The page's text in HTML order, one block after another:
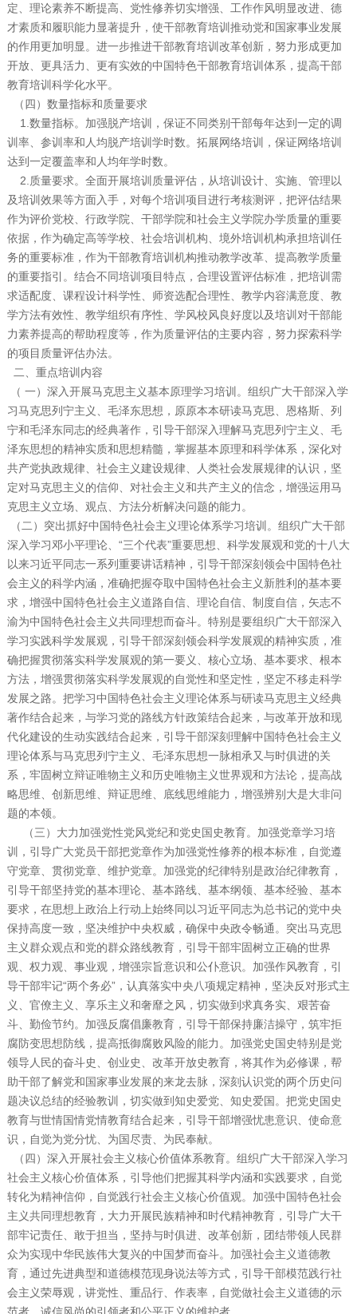
定、理论素养不断提高、党性修养切实增强、工作作风明显改进、德
才素质和履职能力显著提升，使干部教育培训推动党和国家事业发展
的作用更加明显。进一步推进干部教育培训改革创新，努力形成更加
开放、更具活力、更有实效的中国特色干部教育培训体系，提高干部
教育培训科学化水平。
（四）数量指标和质量要求
1.数量指标。加强脱产培训，保证不同类别干部每年达到一定的调
训率、参训率和人均脱产培训学时数。拓展网络培训，保证网络培训
达到一定覆盖率和人均年学时数。
2.质量要求。全面开展培训质量评估，从培训设计、实施、管理以
及培训效果等方面入手，对每个培训项目进行考核测评，把评估结果
作为评价党校、行政学院、干部学院和社会主义学院办学质量的重要
依据，作为确定高等学校、社会培训机构、境外培训机构承担培训任
务的重要标准，作为干部教育培训机构推动教学改革、提高教学质量
的重要指引。结合不同培训项目特点，合理设置评估标准，把培训需
求适配度、课程设计科学性、师资选配合理性、教学内容满意度、教
学方法有效性、教学组织有序性、学风校风良好度以及培训对干部能
力素养提高的帮助程度等，作为质量评估的主要内容，努力探索科学
的项目质量评估办法。
二、重点培训内容
（ 一）深入开展马克思主义基本原理学习培训。组织广大干部深入学
习马克思列宁主义、毛泽东思想，原原本本研读马克思、恩格斯、列
宁和毛泽东同志的经典著作，引导干部深入理解马克思列宁主义、毛
泽东思想的精神实质和思想精髓，掌握基本原理和科学体系，深化对
共产党执政规律、社会主义建设规律、人类社会发展规律的认识，坚
定对马克思主义的信仰、对社会主义和共产主义的信念，增强运用马
克思主义立场、观点、方法分析解决问题的能力。
（二）突出抓好中国特色社会主义理论体系学习培训。组织广大干部
深入学习邓小平理论、“三个代表”重要思想、科学发展观和党的十八大
以来习近平同志一系列重要讲话精神，引导干部深刻领会中国特色社
会主义的科学内涵，准确把握夺取中国特色社会主义新胜利的基本要
求，增强中国特色社会主义道路自信、理论自信、制度自信，矢志不
渝为中国特色社会主义共同理想而奋斗。特别是要组织广大干部深入
学习实践科学发展观，引导干部深刻领会科学发展观的精神实质，准
确把握贯彻落实科学发展观的第一要义、核心立场、基本要求、根本
方法，增强贯彻落实科学发展观的自觉性和坚定性，坚定不移走科学
发展之路。把学习中国特色社会主义理论体系与研读马克思主义经典
著作结合起来，与学习党的路线方针政策结合起来，与改革开放和现
代化建设的生动实践结合起来，引导干部深刻理解中国特色社会主义
理论体系与马克思列宁主义、毛泽东思想一脉相承又与时俱进的关
系，牢固树立辩证唯物主义和历史唯物主义世界观和方法论，提高战
略思维、创新思维、辩证思维、底线思维能力，增强辨别大是大非问
题的本领。
（三）大力加强党性党风党纪和党史国史教育。加强党章学习培
训，引导广大党员干部把党章作为加强党性修养的根本标准，自觉遵
守党章、贯彻党章、维护党章。加强党的纪律特别是政治纪律教育，
引导干部坚持党的基本理论、基本路线、基本纲领、基本经验、基本
要求，在思想上政治上行动上始终同以习近平同志为总书记的党中央
保持高度一致，坚决维护中央权威，确保中央政令畅通。突出马克思
主义群众观点和党的群众路线教育，引导干部牢固树立正确的世界
观、权力观、事业观，增强宗旨意识和公仆意识。加强作风教育，引
导干部牢记“两个务必”，认真落实中央八项规定精神，坚决反对形式主
义、官僚主义、享乐主义和奢靡之风，切实做到求真务实、艰苦奋
斗、勤俭节约。加强反腐倡廉教育，引导干部保持廉洁操守，筑牢拒
腐防变思想防线，提高抵御腐败风险的能力。加强党史国史特别是党
领导人民的奋斗史、创业史、改革开放史教育，将其作为必修课，帮
助干部了解党和国家事业发展的来龙去脉，深刻认识党的两个历史问
题决议总结的经验教训，切实做到知史爱党、知史爱国。把党史国史
教育与世情国情党情教育结合起来，引导干部增强忧患意识、使命意
识，自觉为党分忧、为国尽责、为民奉献。
（四）深入开展社会主义核心价值体系教育。组织广大干部深入学习
社会主义核心价值体系，引导他们把握其科学内涵和实践要求，自觉
转化为精神信仰，自觉践行社会主义核心价值观。加强中国特色社会
主义共同理想教育，大力开展民族精神和时代精神教育，引导广大干
部牢记责任、敢于担当，坚持与时俱进、改革创新，团结带领人民群
众为实现中华民族伟大复兴的中国梦而奋斗。加强社会主义道德教
育，通过先进典型和道德模范现身说法等方式，引导干部模范践行社
会主义荣辱观，讲党性、重品行、作表率，自觉做社会主义道德的示
范者、诚信风尚的引领者和公平正义的维护者。